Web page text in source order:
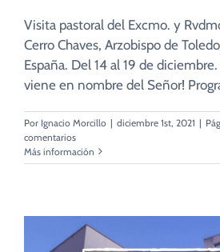
Visita pastoral del Excmo. y
Cerro Chaves, Arzobispo de
España. Del 14 al 19 de
viene en nombre del Señor!
Por Ignacio Morcillo | diciembre 1st, 2021 |
comentarios
Más información